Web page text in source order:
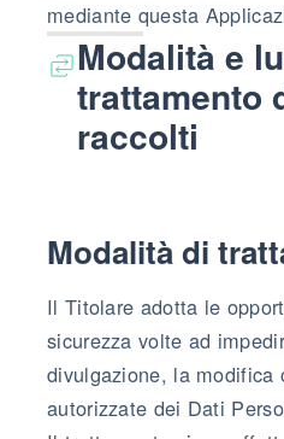
mediante questa
Modalità e
trattamento
raccolti
Modalità di
Il Titolare adotta le
sicurezza volte ad
divulgazione, la modifica
autorizzate dei Dati